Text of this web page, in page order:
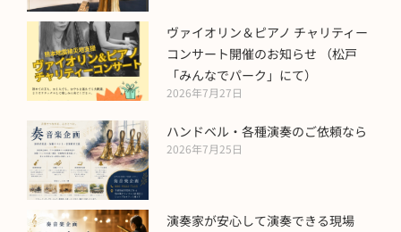
ヴァイオリン＆ピアノ チャリティー
コンサート開催のお知らせ （松戸
「みんなでパーク」にて）
2026年7月27日
ハンドベル・各種演奏のご依頼なら
2026年7月25日
演奏家が安心して演奏できる現場